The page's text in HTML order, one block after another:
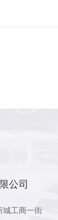
公司
城工商一街